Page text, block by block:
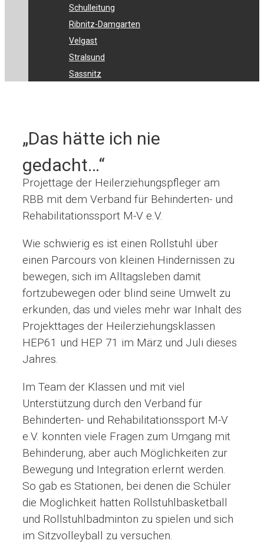
Schulleitung
Ribnitz-Damgarten
Velgast
Stralsund
Sassnitz
„Das hätte ich nie
gedacht…“
Projettage der Heilerziehungspfleger am
RBB mit dem Verband für Behinderten- und
Rehabilitationssport M-V e.V.
Wie schwierig es ist einen Rollstuhl über
einen Parcours von kleinen Hindernissen zu
bewegen, sich im Alltagsleben damit
fortzubewegen oder blind seine Umwelt zu
erkunden, das und vieles mehr war Inhalt des
Projekttages der Heilerziehungsklassen
HEP61 und HEP 71 im März und Juli dieses
Jahres.
Im Team der Klassen und mit viel
Unterstützung durch den Verband für
Behinderten- und Rehabilitationssport M-V
e.V. konnten viele Fragen zum Umgang mit
Behinderung, aber auch Möglichkeiten zur
Bewegung und Integration erlernt werden.
So gab es Stationen, bei denen die Schüler
die Möglichkeit hatten Rollstuhlbasketball
und Rollstuhlbadminton zu spielen und sich
im Sitzvolleyball zu versuchen.